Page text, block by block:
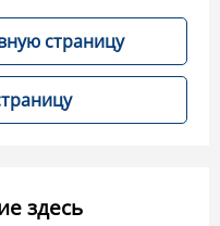
страницу
здесь